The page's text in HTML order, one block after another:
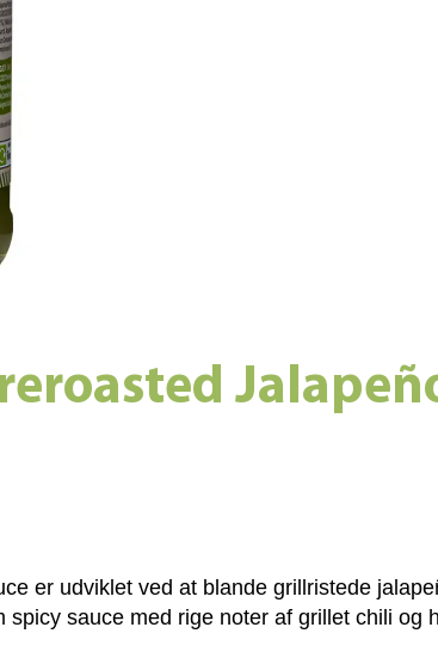
er udviklet ved at blande grill­ristede
sauce med rige noter af grillet chili